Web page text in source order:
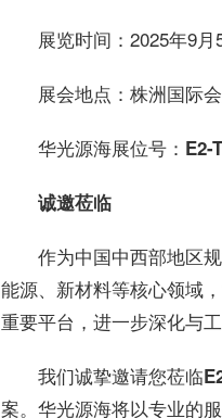
展览时间：2025年9月
展会地点：株洲国际
华光源海展位号： E2-
诚邀莅临
作为中国中西部地区
能源、新材料等核心领域
重要平台，进一步深化与
我们诚挚邀请您莅临
案。 华光源海将以专业的